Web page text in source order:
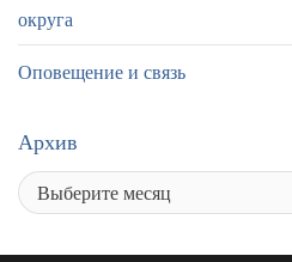
округа
Оповещение и связь
Архив